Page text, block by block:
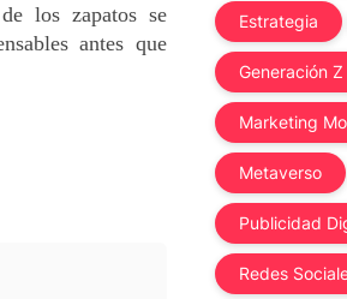
los zapatos se
antes que
Estrategia
Generación Z
Marketing
Metaverso
Publicidad
Redes